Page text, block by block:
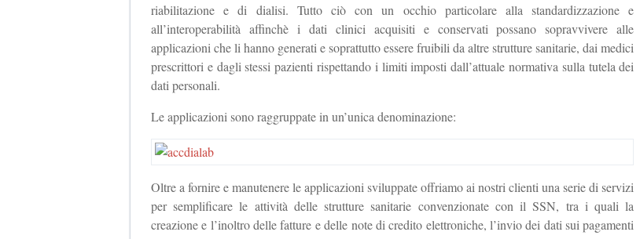
riabilitazione e di dialisi. Tutto ciò con un occhio particolare alla standardizzazione e
all’interoperabilità affinchè i dati clinici acquisiti e conservati possano sopravvivere alle
applicazioni che li hanno generati e soprattutto essere fruibili da altre strutture sanitarie, dai medici
prescrittori e dagli stessi pazienti rispettando i limiti imposti dall’attuale normativa sulla tutela dei
dati personali.
Le applicazioni sono raggruppate in un’unica denominazione:
Oltre a fornire e manutenere le applicazioni sviluppate offriamo ai nostri clienti una serie di servizi
per semplificare le attività delle strutture sanitarie convenzionate con il SSN, tra i quali la
creazione e l’inoltro delle fatture e delle note di credito elettroniche, l’invio dei dati sui pagamenti